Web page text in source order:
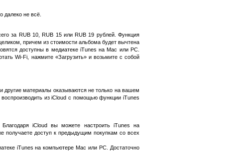
далеко не всё.
за RUB 10, RUB 15 или RUB 19 рублей. Функция
причем из стоимости альбома будет вычтена
доступны в медиатеке iTunes на Mac или PC.
Wi-Fi, нажмите «Загрузить» и возьмите с собой
материалы оказываются не только на вашем
из iCloud с помощью функции iTunes
iCloud вы можете настроить iTunes на
получаете доступ к предыдущим покупкам со всех
iTunes на компьютере Mac или PC. Достаточно